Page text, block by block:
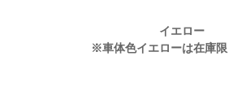
イエロー
※車体色イエローは在庫限